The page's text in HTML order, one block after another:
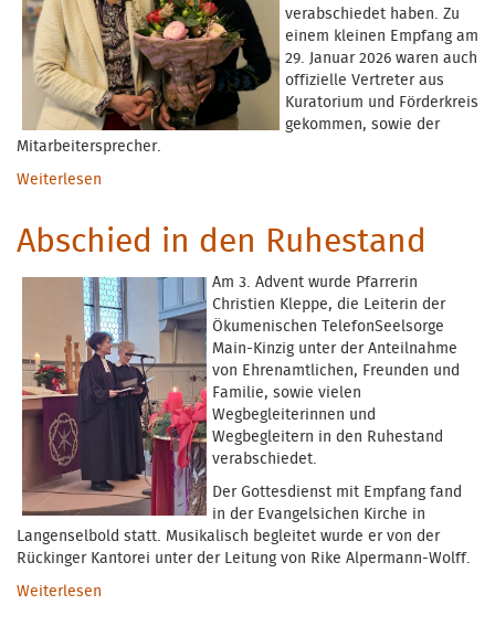
verabschiedet haben. Zu
einem kleinen Empfang am
29. Januar 2026 waren auch
offizielle Vertreter aus
Kuratorium und Förderkreis
gekommen, sowie der
Mitarbeitersprecher.
Weiterlesen
Abschied in den Ruhestand
Am 3. Advent wurde Pfarrerin
Christien Kleppe, die Leiterin der
Ökumenischen TelefonSeelsorge
Main-Kinzig unter der Anteilnahme
von Ehrenamtlichen, Freunden und
Familie, sowie vielen
Wegbegleiterinnen und
Wegbegleitern in den Ruhestand
verabschiedet.
Der Gottesdienst mit Empfang fand
in der Evangelsichen Kirche in
Langenselbold statt. Musikalisch begleitet wurde er von der
Rückinger Kantorei unter der Leitung von Rike Alpermann-Wolff.
Weiterlesen